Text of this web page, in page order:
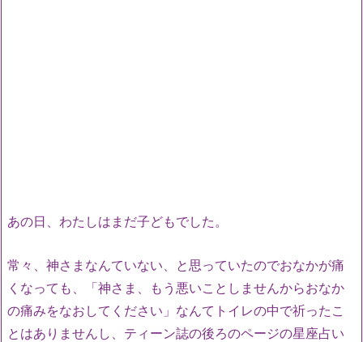
あの日、わたしはまだ子どもでした。
常々、神さまなんていない、と思っていたのでおなかが痛
くなっても、「神さま、もう悪いことしませんからおなか
の痛みをなおしてください」なんてトイレの中で祈ったこ
とはありませんし、ティーン誌の後ろのページの星座占い